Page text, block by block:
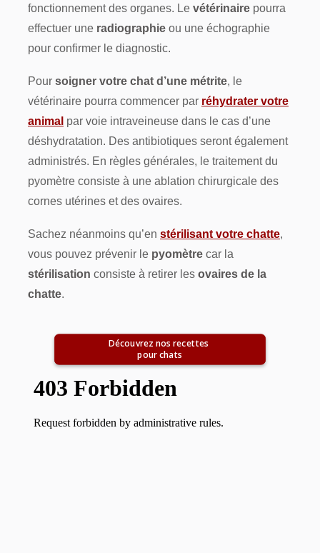
fonctionnement des organes. Le vétérinaire pourra
effectuer une radiographie ou une échographie
pour confirmer le diagnostic.
Pour soigner votre chat d’une métrite, le
vétérinaire pourra commencer par réhydrater votre
animal par voie intraveineuse dans le cas d’une
déshydratation. Des antibiotiques seront également
administrés. En règles générales, le traitement du
pyomètre consiste à une ablation chirurgicale des
cornes utérines et des ovaires.
Sachez néanmoins qu’en stérilisant votre chatte,
vous pouvez prévenir le pyomètre car la
stérilisation consiste à retirer les ovaires de la
chatte.
Découvrez nos recettes
pour chats